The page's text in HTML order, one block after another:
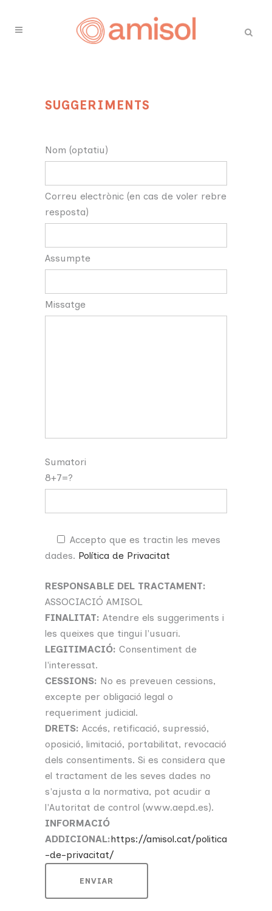
SUGGERIMENTS
Nom (optatiu)
Correu electrònic (en cas de voler rebre
resposta)
Assumpte
Missatge
Sumatori
8+7=?
Accepto que es tractin les meves
dades. Política de Privacitat
RESPONSABLE DEL TRACTAMENT:
ASSOCIACIÓ AMISOL
FINALITAT: Atendre els suggeriments i
les queixes que tingui l'usuari.
LEGITIMACIÓ: Consentiment de
l'interessat.
CESSIONS: No es preveuen cessions,
excepte per obligació legal o
requeriment judicial.
DRETS: Accés, retificació, supressió,
oposició, limitació, portabilitat, revocació
dels consentiments. Si es considera que
el tractament de les seves dades no
s'ajusta a la normativa, pot acudir a
l'Autoritat de control (www.aepd.es).
INFORMACIÓ
ADDICIONAL:https://amisol.cat/politica
-de-privacitat/